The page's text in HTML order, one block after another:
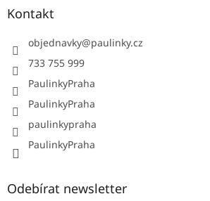
Kontakt
objednavky@paulinky.cz
733 755 999
PaulinkyPraha
PaulinkyPraha
paulinkypraha
PaulinkyPraha
Odebírat newsletter